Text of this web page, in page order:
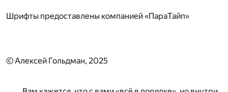
Шрифты предоставлены компанией «ПараТайп»
© Алексей Гольдман, 2025